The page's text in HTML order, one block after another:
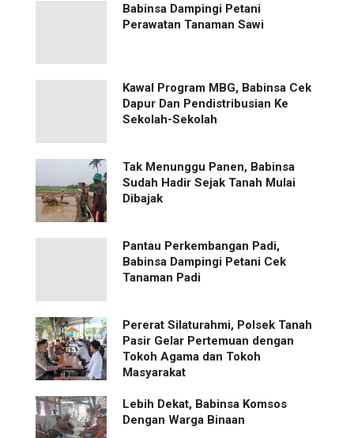
Babinsa Dampingi Petani
Perawatan Tanaman Sawi
Kawal Program MBG, Babinsa Cek
Dapur Dan Pendistribusian Ke
Sekolah-Sekolah
Tak Menunggu Panen, Babinsa
Sudah Hadir Sejak Tanah Mulai
Dibajak
Pantau Perkembangan Padi,
Babinsa Dampingi Petani Cek
Tanaman Padi
Pererat Silaturahmi, Polsek Tanah
Pasir Gelar Pertemuan dengan
Tokoh Agama dan Tokoh
Masyarakat
Lebih Dekat, Babinsa Komsos
Dengan Warga Binaan